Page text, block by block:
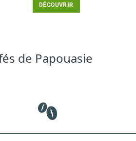
DÉCOUVRIR
de Papouasie